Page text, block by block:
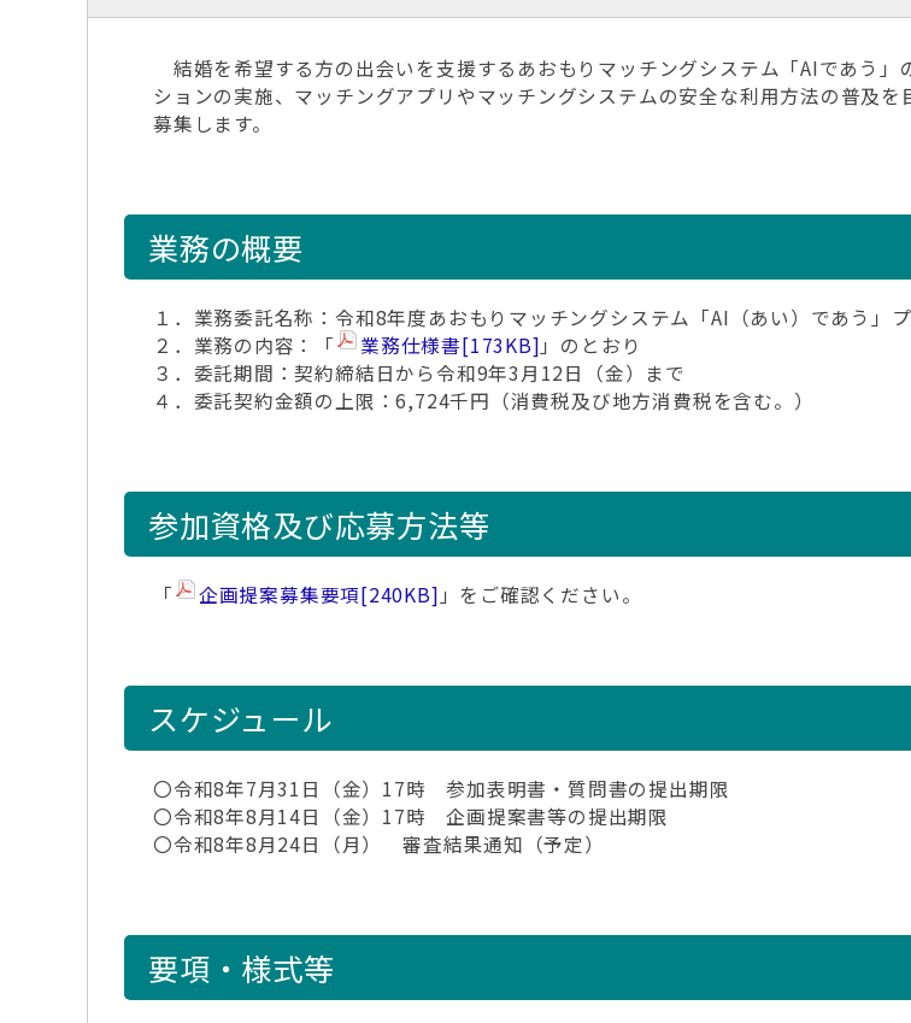
結婚を希望する方の出会いを支援するあおもりマッチングシステム「AIであう
ションの実施、マッチングアプリやマッチングシステムの安全な利用方法の普及
募集します。
業務の概要
１．業務委託名称：令和8年度あおもりマッチングシステム「AI（あい）であう」
２．業務の内容：「
業務仕様書[173KB] 」のとおり
３．委託期間：契約締結日から令和9年3月12日（金）まで
４．委託契約金額の上限：6,724千円（消費税及び地方消費税を含む。）
参加資格及び応募方法等
「 企画提案募集要項[240KB] 」をご確認ください。
スケジュール
〇令和8年7月31日（金）17時 参加表明書・質問書の提出期限
〇令和8年8月14日（金）17時 企画提案書等の提出期限
〇令和8年8月24日（月） 審査結果通知（予定）
要項・様式等